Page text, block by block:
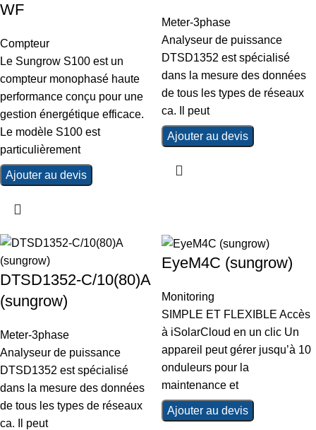
WF
Compteur
Le Sungrow S100 est un
compteur monophasé haute
performance conçu pour une
gestion énergétique efficace.
Le modèle S100 est
particulièrement
Ajouter au devis
Meter-3phase
Analyseur de puissance
DTSD1352 est spécialisé
dans la mesure des données
de tous les types de réseaux
ca. Il peut
Ajouter au devis
DTSD1352-C/10(80)A
(sungrow)
Meter-3phase
Analyseur de puissance
DTSD1352 est spécialisé
dans la mesure des données
de tous les types de réseaux
ca. Il peut
EyeM4C (sungrow)
Monitoring
SIMPLE ET FLEXIBLE Accès
à iSolarCloud en un clic Un
appareil peut gérer jusqu’à 10
onduleurs pour la
maintenance et
Ajouter au devis